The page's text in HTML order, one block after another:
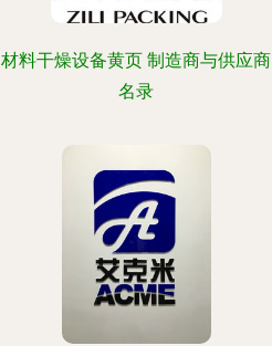
材料干燥设备黄页 制造商与供应商
名录